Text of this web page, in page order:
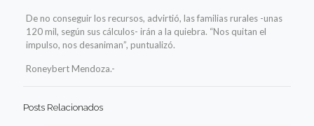
De no conseguir los recursos, advirtió, las familias rurales -unas
120 mil, según sus cálculos- irán a la quiebra. “Nos quitan el
impulso, nos desaniman”, puntualizó.
Roneybert Mendoza.-
Posts Relacionados